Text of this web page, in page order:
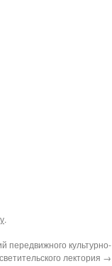
.
передвижного культурно-
лектория →